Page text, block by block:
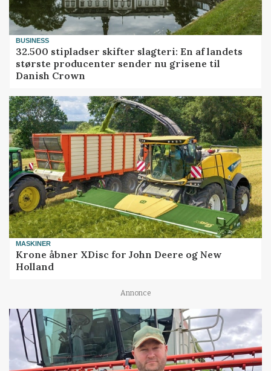
BUSINESS
32.500 stipladser skifter slagteri: En af landets
største producenter sender nu grisene til
Danish Crown
MASKINER
Krone åbner XDisc for John Deere og New
Holland
Annonce